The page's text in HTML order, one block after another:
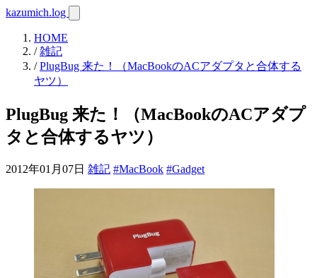
kazumich.log
HOME
/雑記
/PlugBug 来た！（MacBookのACアダプタと合体する
ヤツ）
PlugBug 来た！（MacBookのACアダプ
タと合体するヤツ）
2012年01月07日 雑記 #MacBook #Gadget